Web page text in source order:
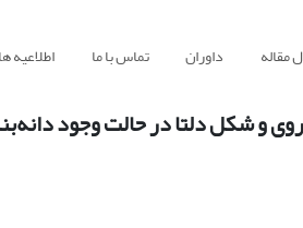
مقاله داوران تماس با ما اطلاعیه
و شکل دلتا در حالت وجود